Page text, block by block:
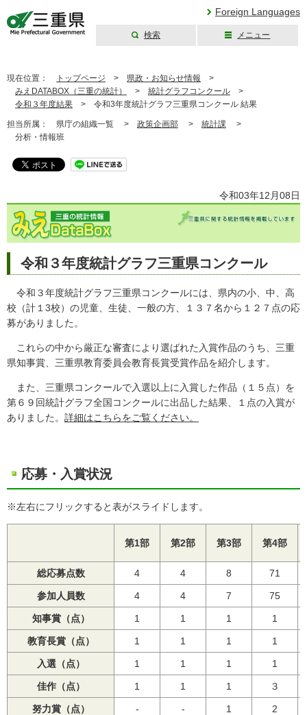
Foreign Languages
検索 メニュー
現在位置： トップページ > 県政・お知らせ情報 >
みえDATABOX（三重の統計）
> 統計グラフコンクール >
令和３年度結果 > 令和3年度統計グラフ三重県コンクール 結果
担当所属： 県庁の組織一覧 > 政策企画部 > 統計課 >
分析・情報班
令和03年12月08日
令和３年度統計グラフ三重県コンクール
令和３年度統計グラフ三重県コンクールには、県内の小、中、高
校（計１3校）の児童、生徒、一般の方、１３７名から１２７点の応
募がありました。
これらの中から厳正な審査により選ばれた入賞作品のうち、三重
県知事賞、三重県教育委員会教育長賞受賞作品を紹介します。
また、三重県コンクールで入選以上に入賞した作品（１５点）を
第６９回統計グラフ全国コンクールに出品した結果、１点の入賞が
ありました。 詳細はこちらをご覧ください。
応募・入賞状況
※左右にフリックすると表がスライドします。
第1部 第2部 第3部 第4部
総応募点数 4 4 8 71
参加人員数 4 4 7 75
知事賞（点） 1 1 1 1
教育長賞（点） 1 1 1 1
入選（点） 1 1 1 1
佳作（点） 1 1 1 ３
努力賞（点） - - 1 2